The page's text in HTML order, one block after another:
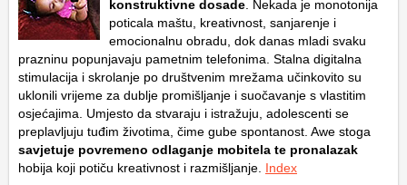
konstruktivne dosade . Nekada je monotonija
poticala maštu, kreativnost, sanjarenje i
emocionalnu obradu, dok danas mladi svaku
prazninu popunjavaju pametnim telefonima. Stalna digitalna
stimulacija i skrolanje po društvenim mrežama učinkovito su
uklonili vrijeme za dublje promišljanje i suočavanje s vlastitim
osjećajima. Umjesto da stvaraju i istražuju, adolescenti se
preplavljuju tuđim životima, čime gube spontanost. Awe stoga
savjetuje povremeno odlaganje mobitela te pronalazak
hobija koji potiču kreativnost i razmišljanje. Index